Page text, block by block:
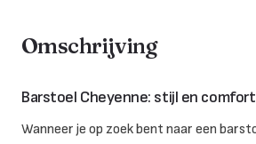
Omschrijving
Barstoel Cheyenne: stijl en
Wanneer je op zoek bent naar een